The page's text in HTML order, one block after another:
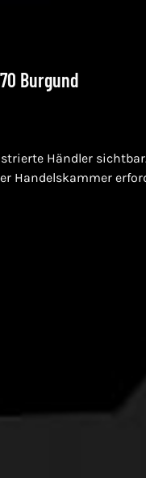
Burgund
Händler
Handelskammer